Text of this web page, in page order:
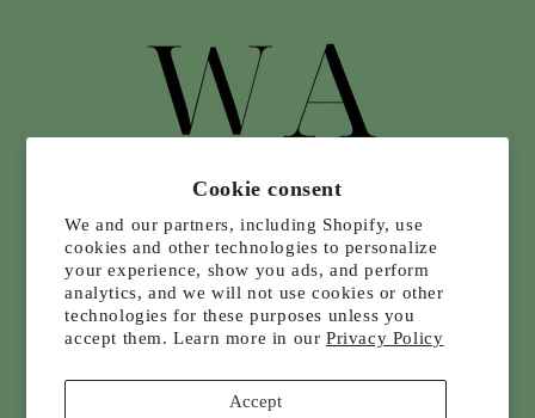
Cookie consent
We and our partners, including Shopify, use
cookies and other technologies to personalize
your experience, show you ads, and perform
analytics, and we will not use cookies or other
technologies for these purposes unless you
accept them. Learn more in our Privacy Policy
Accept
Infolettre, promotion, événement